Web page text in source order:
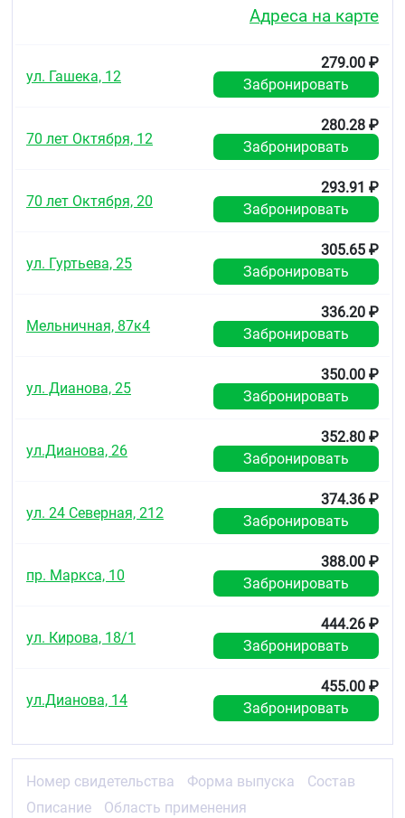
температуре не выше 25С.
3 года.
Адреса на карте
ул. Гашека, 12
279.00 ₽
Забронировать
70 лет Октября, 12
280.28 ₽
Забронировать
70 лет Октября, 20
293.91 ₽
Забронировать
ул. Гуртьева, 25
305.65 ₽
Забронировать
Мельничная, 87к4
336.20 ₽
Забронировать
ул. Дианова, 25
350.00 ₽
Забронировать
ул.Дианова, 26
352.80 ₽
Забронировать
ул. 24 Северная, 212
374.36 ₽
Забронировать
пр. Маркса, 10
388.00 ₽
Забронировать
ул. Кирова, 18/1
444.26 ₽
Забронировать
ул.Дианова, 14
455.00 ₽
Забронировать
Номер свидетельства Форма выпуска
Состав
Описание
Область применения